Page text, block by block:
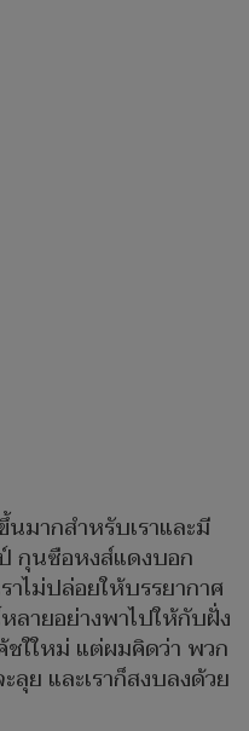
มากสำหรับเราและมี
กุนซือหงส์แดงบอก
าไม่ปล่อยให้บรรยากาศ
ลายอย่างพาไปให้กับฝั่ง
ชใใหม่ แต่ผมคิดว่า พวก
ลุย และเราก็สงบลงด้วย